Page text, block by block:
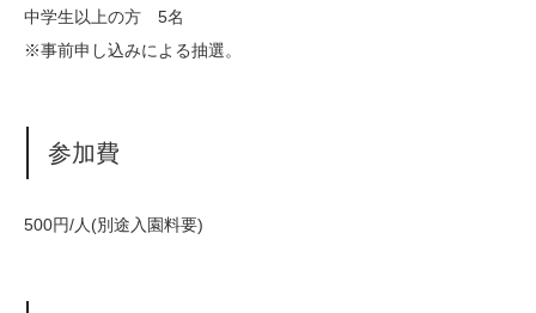
中学生以上の方 5名
※事前申し込みによる抽選。
参加費
500円/人(別途入園料要)